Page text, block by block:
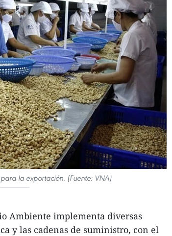
la exportación. (Fuente: VNA)
Ambiente implementa diversas
y las cadenas de suministro, con el